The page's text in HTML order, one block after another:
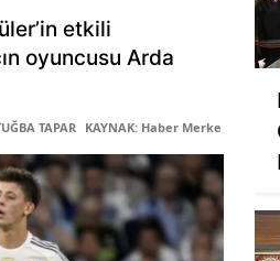
etkili
oyuncusu Arda
TAPAR KAYNAK: Haber Merkezi